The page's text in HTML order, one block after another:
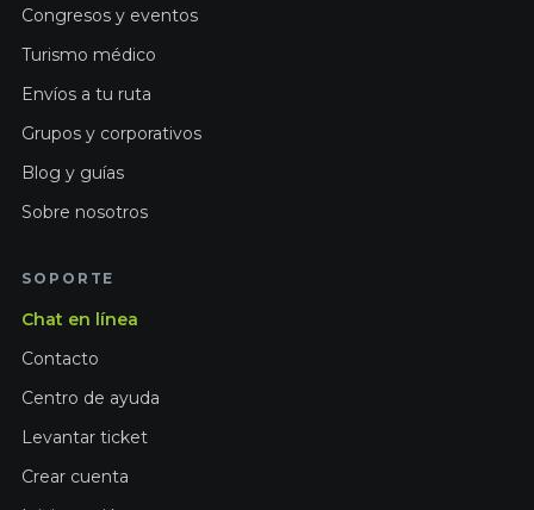
Congresos y eventos
Turismo médico
Envíos a tu ruta
Grupos y corporativos
Blog y guías
Sobre nosotros
SOPORTE
Chat en línea
Contacto
Centro de ayuda
Levantar ticket
Crear cuenta